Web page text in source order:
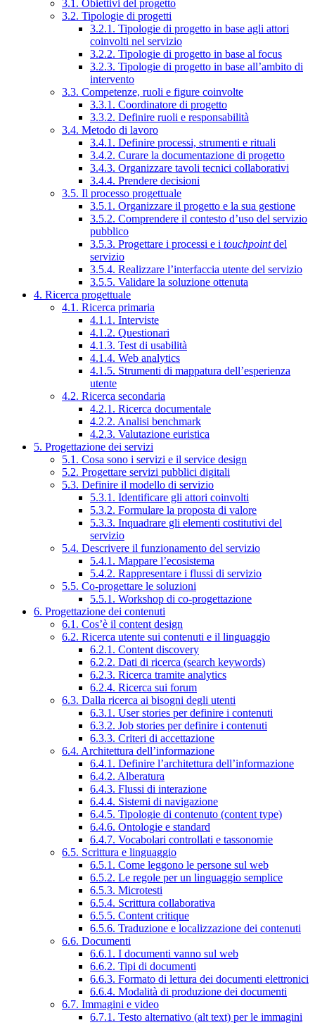
3.1. Obiettivi del progetto
3.2. Tipologie di progetti
3.2.1. Tipologie di progetto in base agli attori
coinvolti nel servizio
3.2.2. Tipologie di progetto in base al focus
3.2.3. Tipologie di progetto in base all’ambito di
intervento
3.3. Competenze, ruoli e figure coinvolte
3.3.1. Coordinatore di progetto
3.3.2. Definire ruoli e responsabilità
3.4. Metodo di lavoro
3.4.1. Definire processi, strumenti e rituali
3.4.2. Curare la documentazione di progetto
3.4.3. Organizzare tavoli tecnici collaborativi
3.4.4. Prendere decisioni
3.5. Il processo progettuale
3.5.1. Organizzare il progetto e la sua gestione
3.5.2. Comprendere il contesto d’uso del servizio
pubblico
3.5.3. Progettare i processi e i touchpointdel
servizio
3.5.4. Realizzare l’interfaccia utente del servizio
3.5.5. Validare la soluzione ottenuta
4. Ricerca progettuale
4.1. Ricerca primaria
4.1.1. Interviste
4.1.2. Questionari
4.1.3. Test di usabilità
4.1.4. Web analytics
4.1.5. Strumenti di mappatura dell’esperienza
utente
4.2. Ricerca secondaria
4.2.1. Ricerca documentale
4.2.2. Analisi benchmark
4.2.3. Valutazione euristica
5. Progettazione dei servizi
5.1. Cosa sono i servizi e il service design
5.2. Progettare servizi pubblici digitali
5.3. Definire il modello di servizio
5.3.1. Identificare gli attori coinvolti
5.3.2. Formulare la proposta di valore
5.3.3. Inquadrare gli elementi costitutivi del
servizio
5.4. Descrivere il funzionamento del servizio
5.4.1. Mappare l’ecosistema
5.4.2. Rappresentare i flussi di servizio
5.5. Co-progettare le soluzioni
5.5.1. Workshop di co-progettazione
6. Progettazione dei contenuti
6.1. Cos’è il content design
6.2. Ricerca utente sui contenuti e il linguaggio
6.2.1. Content discovery
6.2.2. Dati di ricerca (search keywords)
6.2.3. Ricerca tramite analytics
6.2.4. Ricerca sui forum
6.3. Dalla ricerca ai bisogni degli utenti
6.3.1. User stories per definire i contenuti
6.3.2. Job stories per definire i contenuti
6.3.3. Criteri di accettazione
6.4. Architettura dell’informazione
6.4.1. Definire l’architettura dell’informazione
6.4.2. Alberatura
6.4.3. Flussi di interazione
6.4.4. Sistemi di navigazione
6.4.5. Tipologie di contenuto (content type)
6.4.6. Ontologie e standard
6.4.7. Vocabolari controllati e tassonomie
6.5. Scrittura e linguaggio
6.5.1. Come leggono le persone sul web
6.5.2. Le regole per un linguaggio semplice
6.5.3. Microtesti
6.5.4. Scrittura collaborativa
6.5.5. Content critique
6.5.6. Traduzione e localizzazione dei contenuti
6.6. Documenti
6.6.1. I documenti vanno sul web
6.6.2. Tipi di documenti
6.6.3. Formato di lettura dei documenti elettronici
6.6.4. Modalità di produzione dei documenti
6.7. Immagini e video
6.7.1. Testo alternativo (alt text) per le immagini